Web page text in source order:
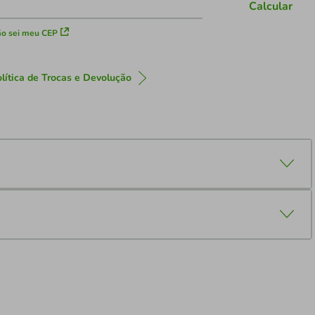
sei meu CEP
Calcular
de Trocas e Devolução